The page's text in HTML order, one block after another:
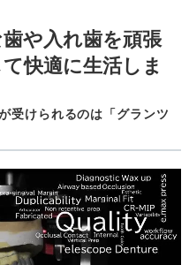
受けられるのは「グランツ
や入れ歯を頑張
快適に生活しま